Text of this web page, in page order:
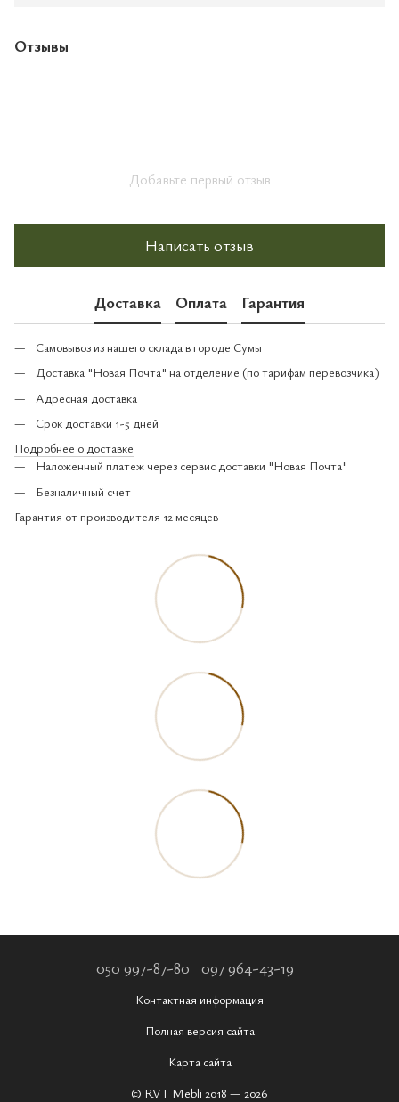
Отзывы
Добавьте первый отзыв
Написать отзыв
Доставка Оплата Гарантия
Самовывоз из нашего склада в городе Сумы
Доставка "Новая Почта" на отделение (по тарифам перевозчика)
Адресная доставка
Срок доставки 1-5 дней
Подробнее о доставке
Наложенный платеж через сервис доставки "Новая Почта"
Безналичный счет
Гарантия от производителя 12 месяцев
050 997-87-80 097 964-43-19
Контактная информация
Полная версия сайта
Карта сайта
© RVT Mebli 2018 — 2026